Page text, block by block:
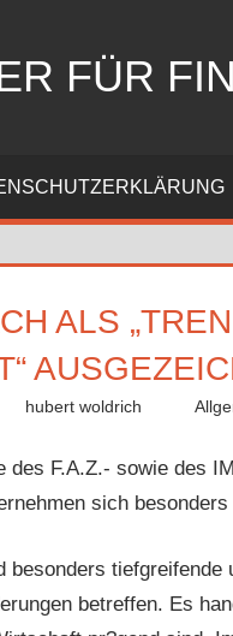
FÜR
ALS
hubert woldrich
des F.A.Z.- sowie des
sich
besonders
betreffen. Es